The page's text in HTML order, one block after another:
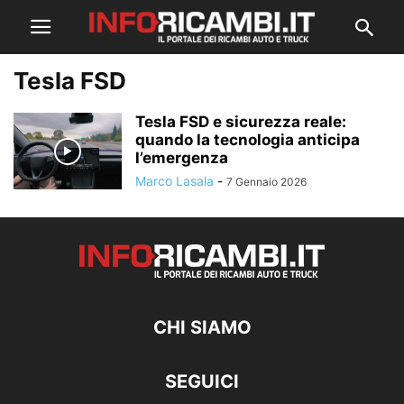
Tesla FSD
Tesla FSD e sicurezza reale:
quando la tecnologia anticipa
l’emergenza
Marco Lasala - 7 Gennaio 2026
CHI SIAMO
SEGUICI